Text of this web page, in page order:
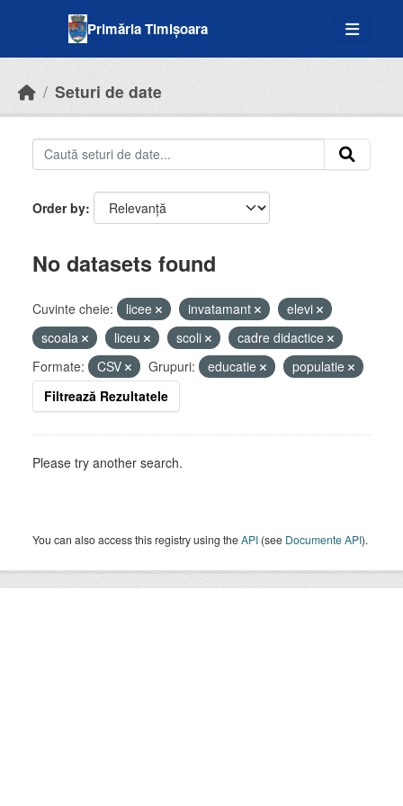
Primăria Timișoara
Seturi de date
Order by
No datasets found
Cuvinte cheie: licee invatamant
elevi
scoala
liceu scoli
cadre didactice
Formate:
CSV Grupuri: educatie
populatie
Filtrează Rezultatele
Please try another search.
You can also access this registry using theAPI (see Documente API).